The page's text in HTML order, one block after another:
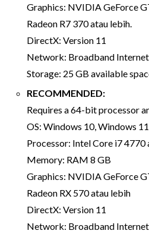
Graphics: NVIDIA GeForce
Radeon R7 370 atau lebih.
DirectX: Version 11
Network: Broadband
Storage: 25 GB available
RECOMMENDED:
Requires a 64-bit processor
OS: Windows 10, Windows
Processor: Intel Core i7 4770
Memory: RAM 8 GB
Graphics: NVIDIA GeForce
Radeon RX 570 atau lebih
DirectX: Version 11
Network: Broadband